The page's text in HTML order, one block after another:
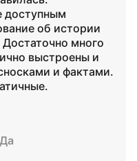
доступным
об истории
много
выстроены и
и фактами.
Да